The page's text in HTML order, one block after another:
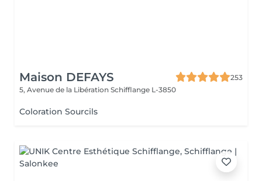
Maison DEFAYS
253
5, Avenue de la Libération Schifflange L-3850
Coloration Sourcils